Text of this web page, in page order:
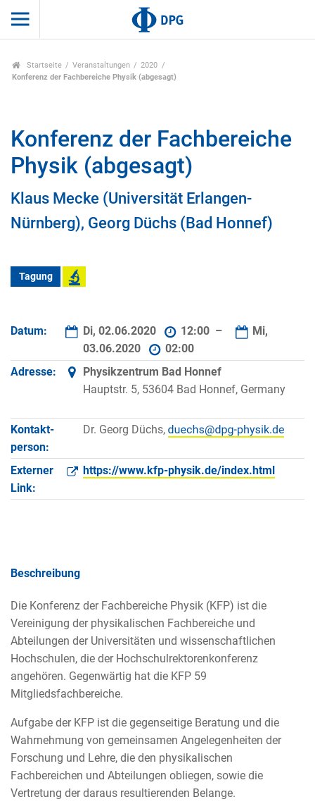
Startseite Veranstaltungen
2020
Konferenz der Fachbereiche Physik (abgesagt)
Konferenz der Fachbereiche
Physik (abgesagt)
Klaus Mecke (Universität Erlangen-
Nürnberg), Georg Düchs (Bad Honnef)
Tagung
Datum: Di, 02.06.2020 12:00 –
Mi,
03.06.2020
02:00
Adresse:
Physikzentrum Bad Honnef
Hauptstr. 5, 53604 Bad Honnef, Germany
Kontakt­
person:
Dr. Georg Düchs,
Externer
Link:
https://www.kfp-physik.de/index.html
Beschreibung
Die Konferenz der Fachbereiche Physik (KFP) ist die
Vereinigung der physikalischen Fachbereiche und
Abteilungen der Universitäten und wissenschaftlichen
Hochschulen, die der Hochschulrektorenkonferenz
angehören. Gegenwärtig hat die KFP 59
Mitgliedsfachbereiche.
Aufgabe der KFP ist die gegenseitige Beratung und die
Wahrnehmung von gemeinsamen Angelegenheiten der
Forschung und Lehre, die den physikalischen
Fachbereichen und Abteilungen obliegen, sowie die
Vertretung der daraus resultierenden Belange.